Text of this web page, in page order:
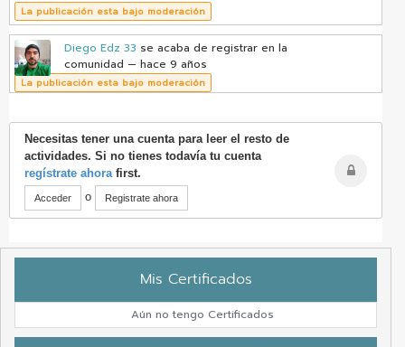
La publicación esta bajo moderación
Diego Edz 33 se acaba de registrar en la
comunidad — hace 9 años
La publicación esta bajo moderación
Necesitas tener una cuenta para leer el resto de
actividades. Si no tienes todavía tu cuenta
regístrate ahorafirst.
Acceder o Registrate ahora
Mis Certificados
Aún no tengo Certificados